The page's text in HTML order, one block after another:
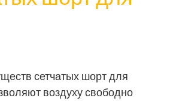
сетчатых шорт для
воздуху свободно